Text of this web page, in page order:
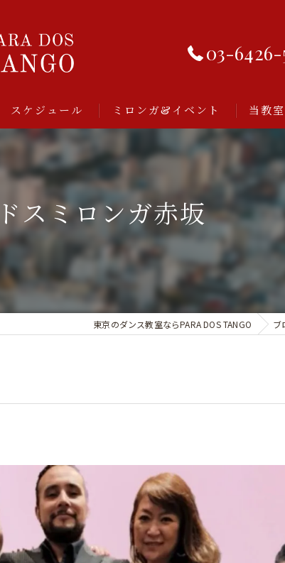
03-6426-
スケジュール ミロンガ&イベント 当教
習い事
ミロン
スミロンガ赤坂
東京のダンス教室ならPARA DOS TANGO ブ